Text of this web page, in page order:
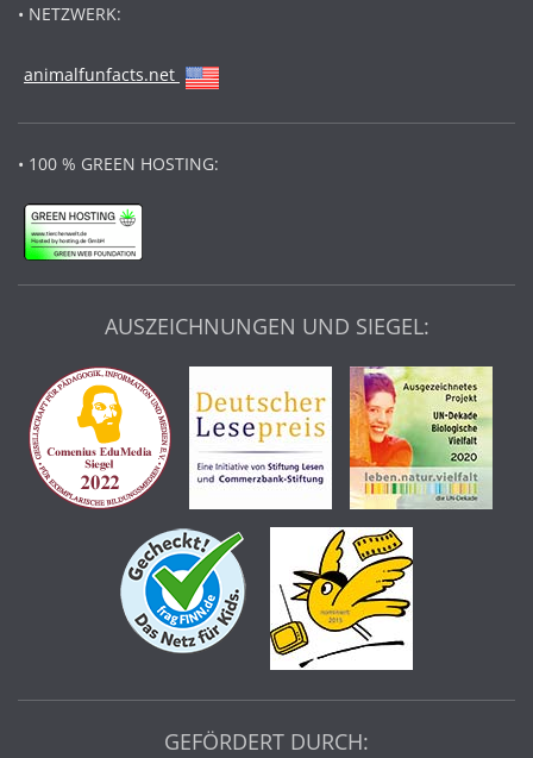
• NETZWERK:
animalfunfacts.net
• 100 % GREEN HOSTING:
AUSZEICHNUNGEN UND SIEGEL:
GEFÖRDERT DURCH: